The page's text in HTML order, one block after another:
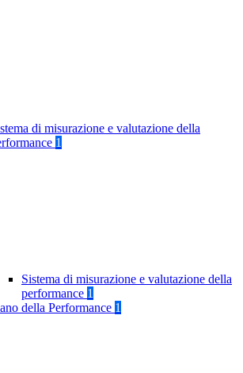
di misurazione e valutazione della
1
Sistema di misurazione e valutazione della
performance 1
della Performance 1